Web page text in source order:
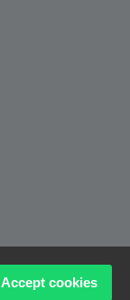
Accept cookies